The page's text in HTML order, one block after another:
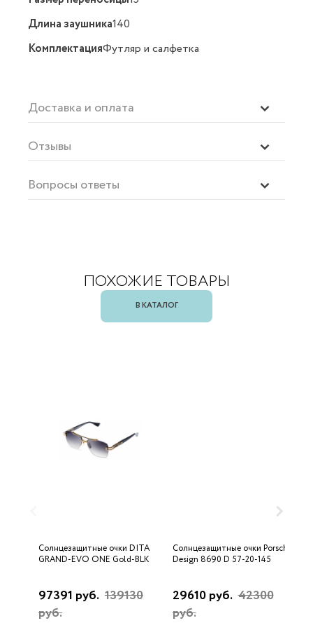
Длина заушника140
КомплектацияФутляр и салфетка
Доставка и оплата
Отзывы
Вопросы ответы
ПОХОЖИЕ ТОВАРЫ
В КАТАЛОГ
Солнцезащитные очки DITA
GRAND-EVO ONE Gold-BLK
97391 руб. 139130
руб.
Солнцезащитные очки Porsche
Design 8690 D 57-20-145
29610 руб. 42300
руб.